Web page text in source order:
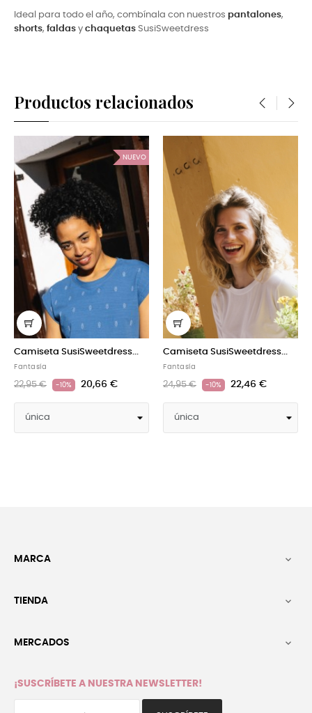
Ideal para todo el año, combínala con nuestros pantalones,
shorts, faldas y chaquetas SusiSweetdress
Productos relacionados
NUEVO
SusiSweetdress...
€ -10% 20,66 €
Camiseta SusiSweetdress...
Fantasía
24,95 € -10% 22,46 €
MARCA 
TIENDA 
MERCADOS 
¡SUSCRÍBETE A NUESTRA NEWSLETTER!